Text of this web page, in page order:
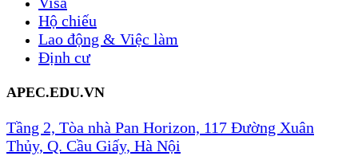
Hộ chiếu
Lao động & Việc làm
Định cư
APEC.EDU.VN
Tầng 2, Tòa nhà Pan Horizon, 117 Đường Xuân
Thủy, Q. Cầu Giấy, Hà Nội